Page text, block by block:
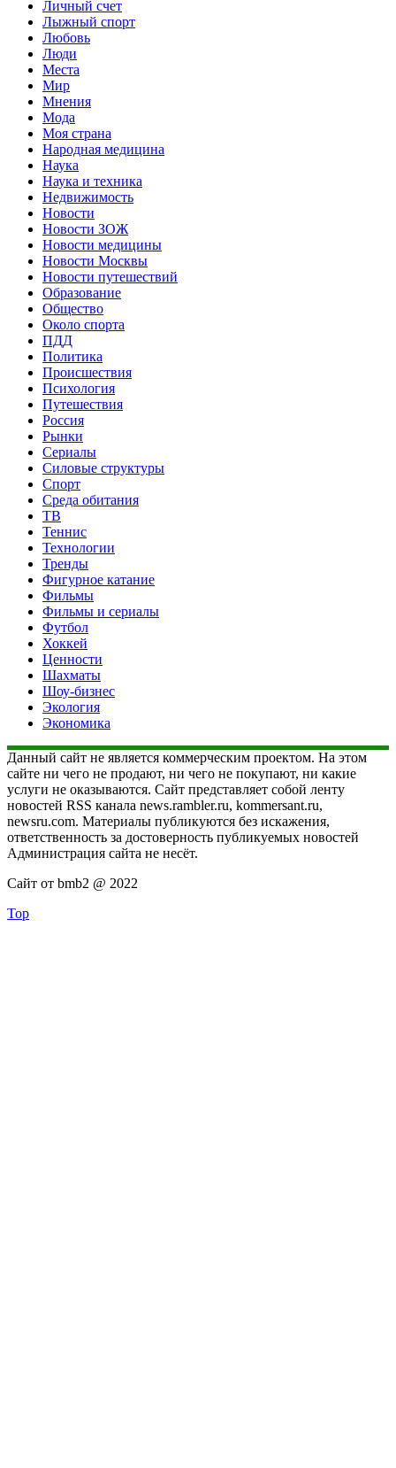
Личный счет
Лыжный спорт
Любовь
Люди
Места
Мир
Мнения
Мода
Моя страна
Народная медицина
Наука
Наука и техника
Недвижимость
Новости
Новости ЗОЖ
Новости медицины
Новости Москвы
Новости путешествий
Образование
Общество
Около спорта
ПДД
Политика
Происшествия
Психология
Путешествия
Россия
Рынки
Сериалы
Силовые структуры
Спорт
Среда обитания
ТВ
Теннис
Технологии
Тренды
Фигурное катание
Фильмы
Фильмы и сериалы
Футбол
Хоккей
Ценности
Шахматы
Шоу-бизнес
Экология
Экономика
Данный сайт не является коммерческим проектом. На этом
сайте ни чего не продают, ни чего не покупают, ни какие
услуги не оказываются. Сайт представляет собой ленту
новостей RSS канала news.rambler.ru, kommersant.ru,
newsru.com. Материалы публикуются без искажения,
ответственность за достоверность публикуемых новостей
Администрация сайта не несёт.
Сайт от bmb2 @ 2022
Top